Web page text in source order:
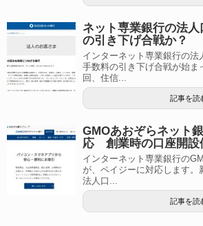
ネット専業銀行の法
の引き下げ合戦か？
インターネット専業銀行の法
手数料の引き下げ合戦が始ま
回、住信...
記事を読
GMOあおぞらネット
応 創業時の口座開設
インターネット専業銀行の
が、ペイジーに対応します。
法人口...
記事を読